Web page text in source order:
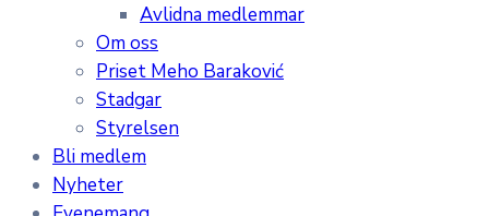
Avlidna medlemmar
Om oss
Priset Meho Baraković
Stadgar
Styrelsen
Bli medlem
Nyheter